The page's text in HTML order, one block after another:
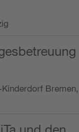
Bremen,
und den